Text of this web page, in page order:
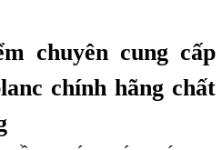
chuyên cung cấp
chính hãng chất